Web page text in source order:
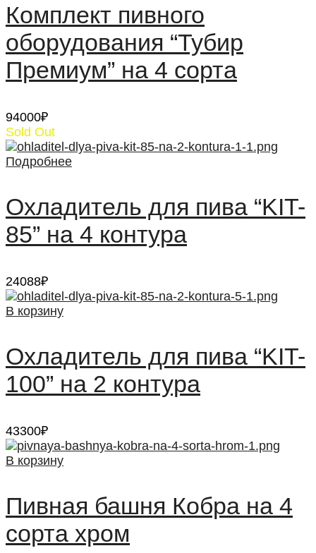
Комплект пивного
оборудования “Тубир
Премиум” на 4 сорта
94000₽
Sold Out
Подробнее
Охладитель для пива “KIT-
85” на 4 контура
24088₽
В корзину
Охладитель для пива “KIT-
100” на 2 контура
43300₽
В корзину
Пивная башня Кобра на 4
сорта хром